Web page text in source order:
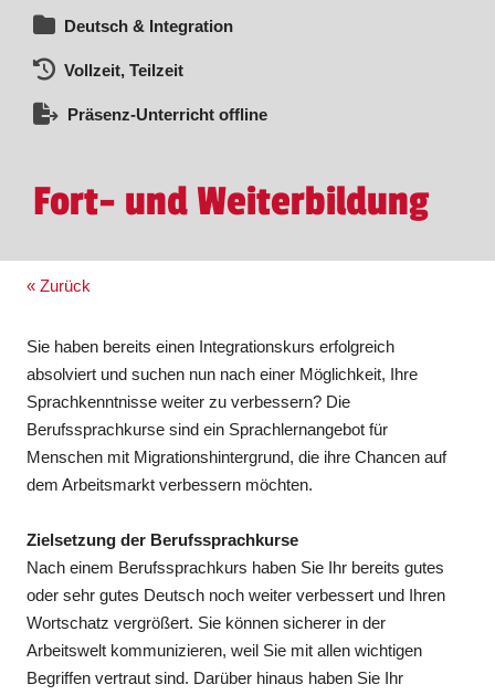
Deutsch & Integration
Vollzeit, Teilzeit
Präsenz-Unterricht offline
Fort- und Weiterbildung
« Zurück
Sie haben bereits einen Integrationskurs erfolgreich
absolviert und suchen nun nach einer Möglichkeit, Ihre
Sprachkenntnisse weiter zu verbessern? Die
Berufssprachkurse sind ein Sprachlernangebot für
Menschen mit Migrationshintergrund, die ihre Chancen auf
dem Arbeitsmarkt verbessern möchten.
Zielsetzung der Berufssprachkurse
Nach einem Berufssprachkurs haben Sie Ihr bereits gutes
oder sehr gutes Deutsch noch weiter verbessert und Ihren
Wortschatz vergrößert. Sie können sicherer in der
Arbeitswelt kommunizieren, weil Sie mit allen wichtigen
Begriffen vertraut sind. Darüber hinaus haben Sie Ihr